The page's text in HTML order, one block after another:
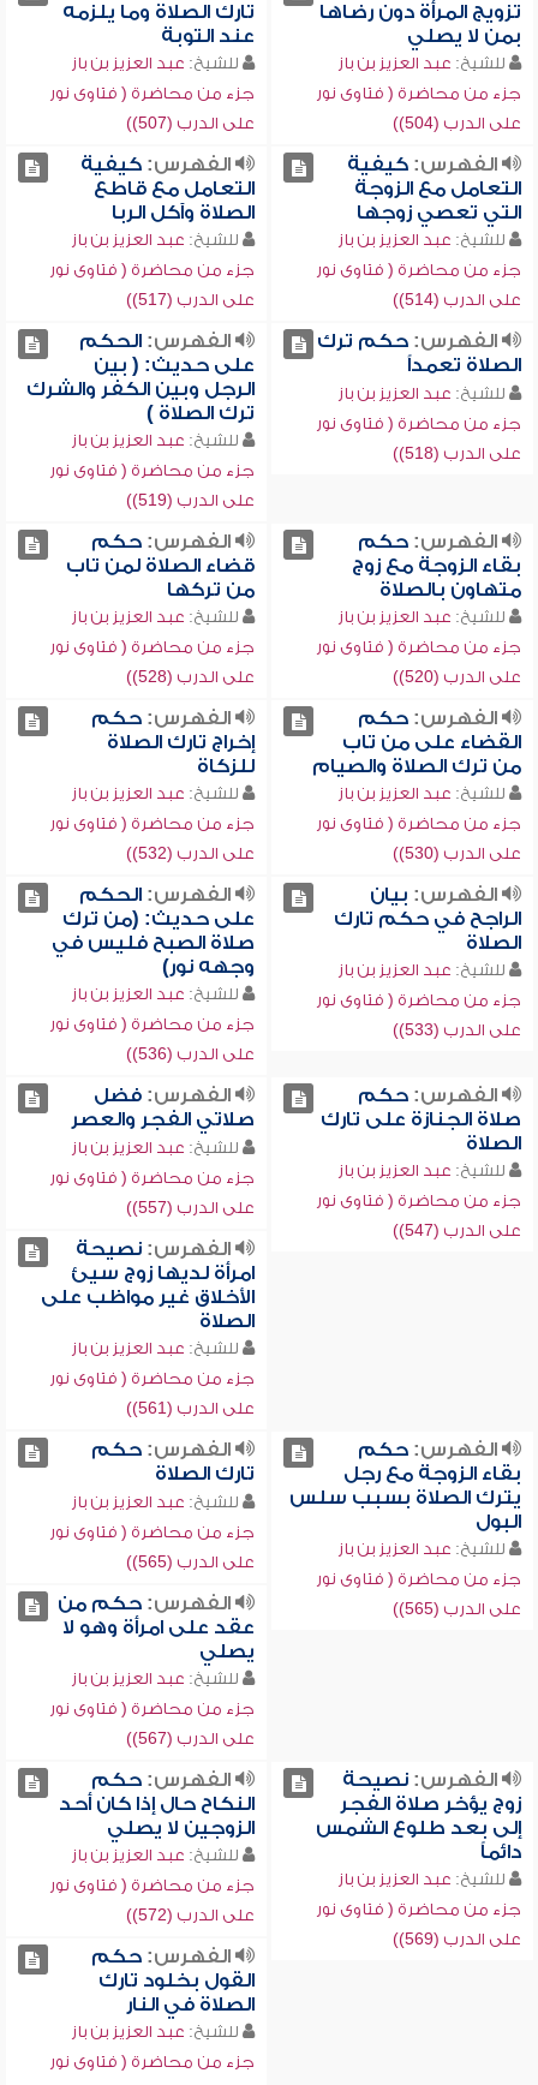
تزويج المرأة دون رضاها
بمن لا يصلي
للشيخ: عبد العزيز بن باز
جزء من محاضرة ( فتاوى نور
على الدرب (504))
تارك الصلاة وما يلزمه
عند التوبة
للشيخ: عبد العزيز بن باز
جزء من محاضرة ( فتاوى نور
على الدرب (507))
الفهرس:كيفية
التعامل مع الزوجة
التي تعصي زوجها
للشيخ: عبد العزيز بن باز
جزء من محاضرة ( فتاوى نور
على الدرب (514))
الفهرس:كيفية
التعامل مع قاطع
الصلاة وآكل الربا
للشيخ: عبد العزيز بن باز
جزء من محاضرة ( فتاوى نور
على الدرب (517))
الفهرس:حكم ترك
الصلاة تعمداً
للشيخ: عبد العزيز بن باز
جزء من محاضرة ( فتاوى نور
على الدرب (518))
الفهرس:الحكم
على حديث: ( بين
الرجل وبين الكفر والشرك
ترك الصلاة )
للشيخ: عبد العزيز بن باز
جزء من محاضرة ( فتاوى نور
على الدرب (519))
الفهرس:حكم
بقاء الزوجة مع زوج
متهاون بالصلاة
للشيخ: عبد العزيز بن باز
جزء من محاضرة ( فتاوى نور
على الدرب (520))
الفهرس:حكم
قضاء الصلاة لمن تاب
من تركها
للشيخ: عبد العزيز بن باز
جزء من محاضرة ( فتاوى نور
على الدرب (528))
الفهرس:حكم
القضاء على من تاب
من ترك الصلاة والصيام
للشيخ: عبد العزيز بن باز
جزء من محاضرة ( فتاوى نور
على الدرب (530))
الفهرس:حكم
إخراج تارك الصلاة
للزكاة
للشيخ: عبد العزيز بن باز
جزء من محاضرة ( فتاوى نور
على الدرب (532))
الفهرس: بيان
الراجح في حكم تارك
الصلاة
للشيخ: عبد العزيز بن باز
جزء من محاضرة ( فتاوى نور
على الدرب (533))
الفهرس:الحكم
على حديث: (من ترك
صلاة الصبح فليس في
وجهه نور)
للشيخ: عبد العزيز بن باز
جزء من محاضرة ( فتاوى نور
على الدرب (536))
الفهرس:حكم
صلاة الجنازة على تارك
الصلاة
للشيخ: عبد العزيز بن باز
جزء من محاضرة ( فتاوى نور
على الدرب (547))
الفهرس:فضل
صلاتي الفجر والعصر
للشيخ: عبد العزيز بن باز
جزء من محاضرة ( فتاوى نور
على الدرب (557))
الفهرس:نصيحة
امرأة لديها زوج سيئ
الأخلاق غير مواظب على
الصلاة
للشيخ: عبد العزيز بن باز
جزء من محاضرة ( فتاوى نور
على الدرب (561))
الفهرس:حكم
بقاء الزوجة مع رجل
يترك الصلاة بسبب سلس
البول
للشيخ: عبد العزيز بن باز
جزء من محاضرة ( فتاوى نور
على الدرب (565))
الفهرس:حكم
تارك الصلاة
للشيخ: عبد العزيز بن باز
جزء من محاضرة ( فتاوى نور
على الدرب (565))
الفهرس:حكم من
عقد على امرأة وهو لا
يصلي
للشيخ: عبد العزيز بن باز
جزء من محاضرة ( فتاوى نور
على الدرب (567))
الفهرس:نصيحة
زوج يؤخر صلاة الفجر
إلى بعد طلوع الشمس
دائماً
للشيخ: عبد العزيز بن باز
جزء من محاضرة ( فتاوى نور
على الدرب (569))
الفهرس:حكم
النكاح حال إذا كان أحد
الزوجين لا يصلي
للشيخ: عبد العزيز بن باز
جزء من محاضرة ( فتاوى نور
على الدرب (572))
الفهرس:حكم
القول بخلود تارك
الصلاة في النار
للشيخ: عبد العزيز بن باز
جزء من محاضرة ( فتاوى نور